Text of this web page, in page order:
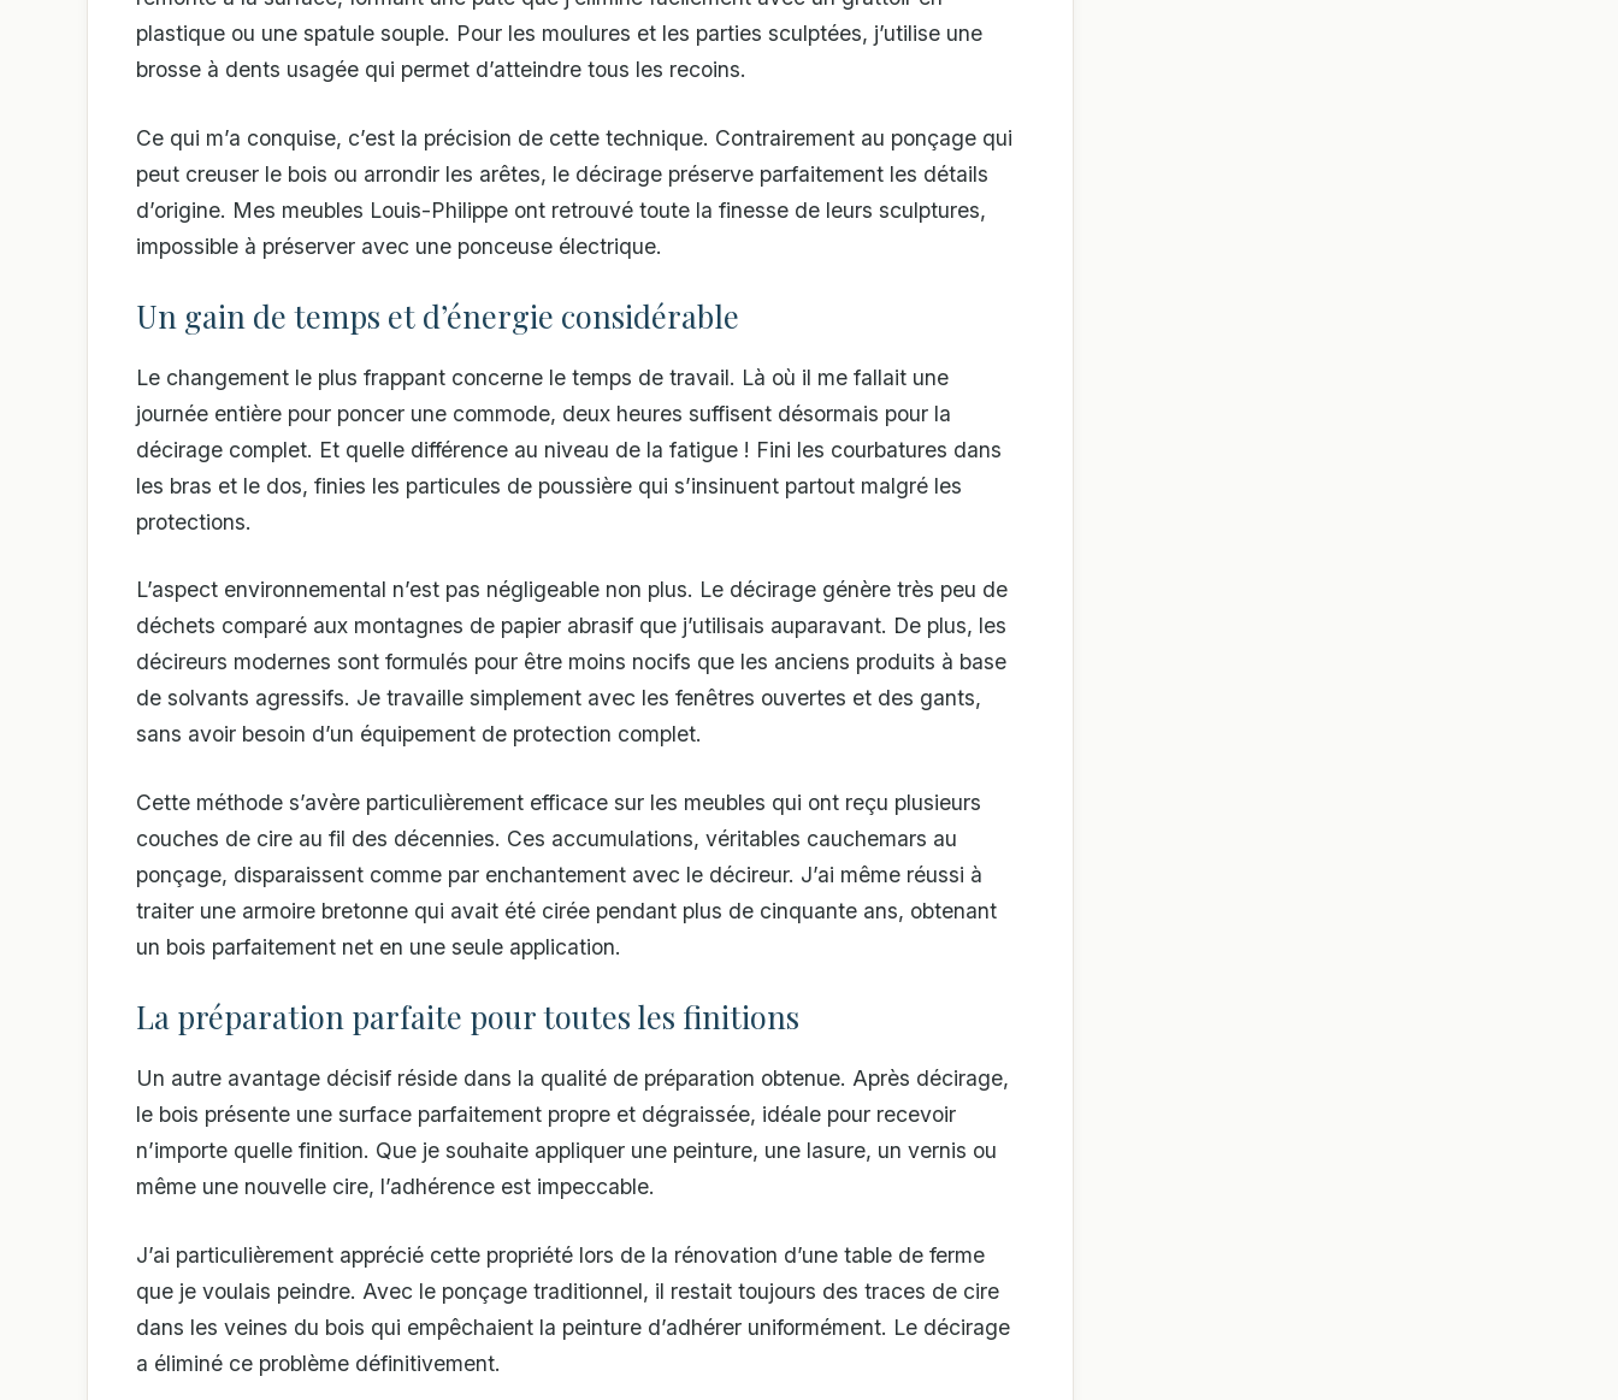
plastique ou une spatule souple. Pour les moulures et les parties sculptées, j’utilise une
brosse à dents usagée qui permet d’atteindre tous les recoins.
Ce qui m’a conquise, c’est la précision de cette technique. Contrairement au ponçage qui
peut creuser le bois ou arrondir les arêtes, le décirage préserve parfaitement les détails
d’origine. Mes meubles Louis-Philippe ont retrouvé toute la finesse de leurs sculptures,
impossible à préserver avec une ponceuse électrique.
Un gain de temps et d’énergie considérable
Le changement le plus frappant concerne le temps de travail. Là où il me fallait une
journée entière pour poncer une commode, deux heures suffisent désormais pour la
décirage complet. Et quelle différence au niveau de la fatigue ! Fini les courbatures dans
les bras et le dos, finies les particules de poussière qui s’insinuent partout malgré les
protections.
L’aspect environnemental n’est pas négligeable non plus. Le décirage génère très peu de
déchets comparé aux montagnes de papier abrasif que j’utilisais auparavant. De plus, les
décireurs modernes sont formulés pour être moins nocifs que les anciens produits à base
de solvants agressifs. Je travaille simplement avec les fenêtres ouvertes et des gants,
sans avoir besoin d’un équipement de protection complet.
Cette méthode s’avère particulièrement efficace sur les meubles qui ont reçu plusieurs
couches de cire au fil des décennies. Ces accumulations, véritables cauchemars au
ponçage, disparaissent comme par enchantement avec le décireur. J’ai même réussi à
traiter une armoire bretonne qui avait été cirée pendant plus de cinquante ans, obtenant
un bois parfaitement net en une seule application.
La préparation parfaite pour toutes les finitions
Un autre avantage décisif réside dans la qualité de préparation obtenue. Après décirage,
le bois présente une surface parfaitement propre et dégraissée, idéale pour recevoir
n’importe quelle finition. Que je souhaite appliquer une peinture, une lasure, un vernis ou
même une nouvelle cire, l’adhérence est impeccable.
J’ai particulièrement apprécié cette propriété lors de la rénovation d’une table de ferme
que je voulais peindre. Avec le ponçage traditionnel, il restait toujours des traces de cire
dans les veines du bois qui empêchaient la peinture d’adhérer uniformément. Le décirage
a éliminé ce problème définitivement.